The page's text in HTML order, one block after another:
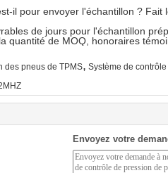
il pour envoyer l'échantillon ?
de jours pour l'échantillon
quantité de MOQ, honoraires
des pneus de TPMS, Système de
Envoyez votre